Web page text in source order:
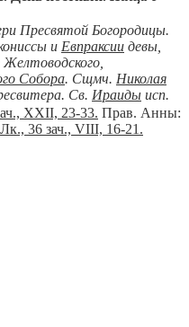
Пресвятой Богородицы.
и Евпраксии девы,
Желтоводского,
Собора. Сщмч. Николая
Св. Ираиды исп.
XXII, 23-33. Прав. Анны:
Лк., 36 зач., VIII, 16-21.